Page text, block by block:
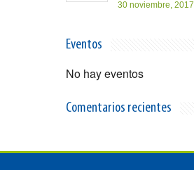
30 noviembre, 2017
Eventos
No hay eventos
Comentarios recientes